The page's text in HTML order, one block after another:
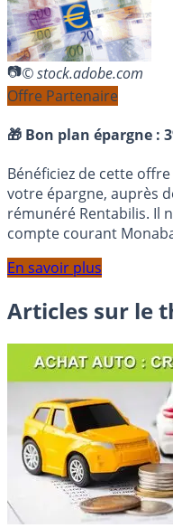
© stock.adobe.com
Offre Partenaire
🎁 Bon plan épargne :
Bénéficiez de cette
votre épargne, auprès
rémunéré Rentabilis. Il
compte courant
En savoir plus
Articles sur le